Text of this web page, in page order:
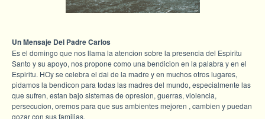
Un Mensaje Del Padre Carlos
Es el domingo que nos llama la atencion sobre la presencia del Espiritu
Santo y su apoyo, nos propone como una bendicion en la palabra y en el
Espiritu. HOy se celebra el dai de la madre y en muchos otros lugares,
pidamos la bendicon para todas las madres del mundo, especialmente las
que sufren, estan bajo sistemas de opresion, guerras, violencia,
persecucion, oremos para que sus ambientes mejoren , cambien y puedan
gozar con sus familias.